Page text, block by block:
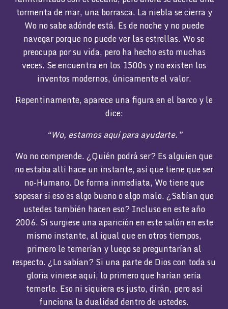
tormenta de mar, una borrasca. La niebla se cierra y
Wo no sabe adónde está. Es de noche y no puede
navegar porque no puede ver las estrellas. Wo se
preocupa por su vida, pero ha hecho esto muchas
veces. Se encuentra en los 1500s y no existen los
inventos modernos, únicamente el valor.
Repentinamente, aparece una figura en el barco y le
dice:
“Wo, estamos aquí para ayudarte.”
Wo no comprende. ¿Quién podrá ser? Es alguien que
no estaba allí hace un instante, así que tiene que ser
no-Humano. De forma inmediata, Wo tiene que
sopesar si eso es algo bueno o algo malo. ¿Sabían que
ustedes también hacen eso? Incluso en este año
2006. Si surgiese una aparición en este salón en este
mismo instante, al igual que en otros tiempos,
primero le temerían y luego se preguntarían al
respecto. ¿Lo sabían? Si una parte de Dios con toda su
gloria viniese aquí, lo primero que harían sería
temerle. Eso ni siquiera es justo, dirán, pero así
funciona la dualidad dentro de ustedes.